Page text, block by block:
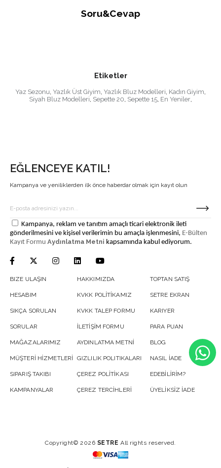
Soru&Cevap
Etiketler
Yaz Sezonu, Yazlık Üst Giyim, Yazlık Bluz Modelleri, Kadın Giyim,
Siyah Bluz Modelleri, Sepette 20, Sepette 15, En Yeniler,
EĞLENCEYE KATIL!
Kampanya ve yeniliklerden ilk önce haberdar olmak için kayıt olun
Kampanya, reklam ve tanıtım amaçlı ticari elektronik ileti
gönderilmesini ve kişisel verilerimin bu amaçla işlenmesini, E-Bülten
Kayıt Formu Aydınlatma Metni kapsamında kabul ediyorum.
BIZE ULAŞIN
HESABIM
SIKÇA SORULAN
SORULAR
MAĞAZALARIMIZ
MÜŞTERİ HİZMETLERİ
SIPARIŞ TAKIBI
KAMPANYALAR
HAKKIMIZDA
KVKK POLİTİKAMIZ
KVKK TALEP FORMU
İLETİŞİM FORMU
AYDINLATMA METNİ
GIZLILIK POLITIKALARI
ÇEREZ POLİTİKASI
ÇEREZ TERCİHLERİ
TOPTAN SATIŞ
SETRE EKRAN
KARIYER
PARA PUAN
BLOG
NASIL İADE
EDEBİLİRİM?
ÜYELİKSİZ İADE
Copyright© 2026 SETRE All rights reserved.